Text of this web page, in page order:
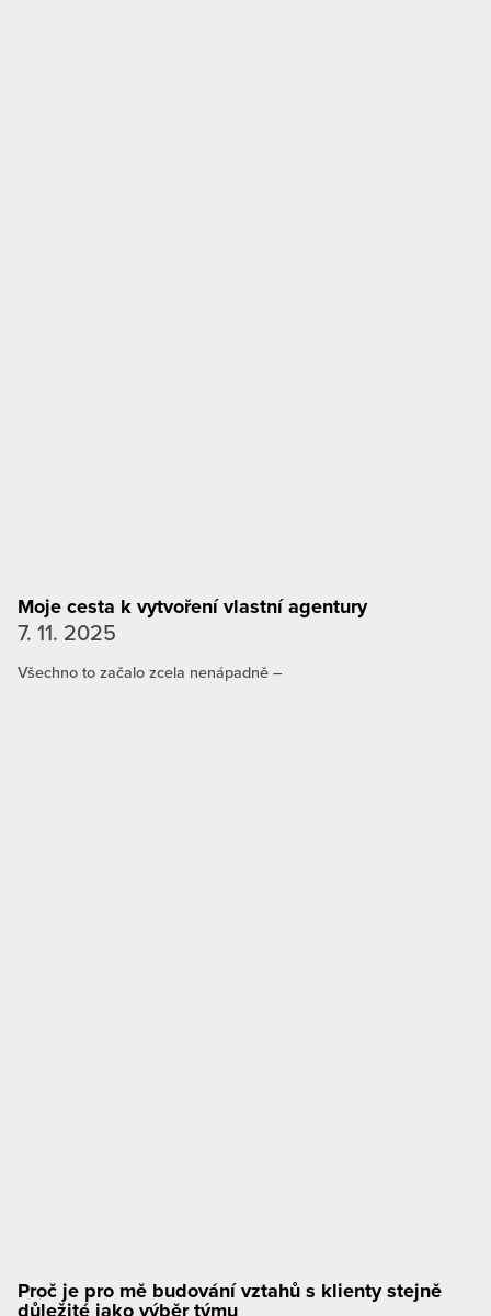
Moje cesta k vytvoření vlastní agentury
7. 11. 2025
Všechno to začalo zcela nenápadně –
Proč je pro mě budování vztahů s klienty stejně